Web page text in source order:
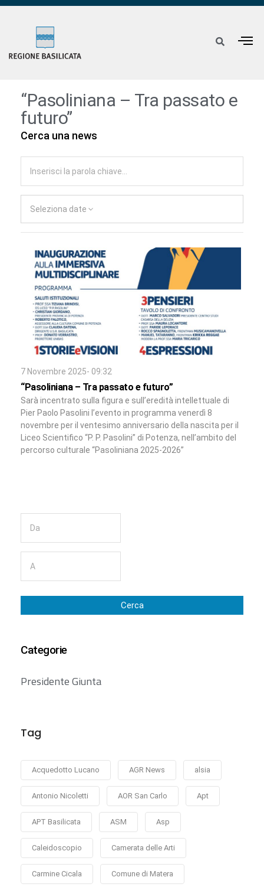
“Pasoliniana – Tra passato e
futuro”
Cerca una news
Seleziona date
7 Novembre 2025- 09:32
“Pasoliniana – Tra passato e futuro”
Sarà incentrato sulla figura e sull’eredità intellettuale di
Pier Paolo Pasolini l’evento in programma venerdì 8
novembre per il ventesimo anniversario della nascita per il
Liceo Scientifico “P. P. Pasolini” di Potenza, nell’ambito del
percorso culturale “Pasoliniana 2025-2026”
Cerca
Categorie
Presidente Giunta
Tag
Acquedotto Lucano AGR News alsia
Antonio Nicoletti AOR San Carlo Apt
APT Basilicata ASM Asp
Caleidoscopio Camerata delle Arti
Carmine Cicala Comune di Matera